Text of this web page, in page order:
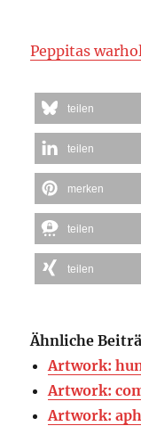
Peppitas
teilen
teilen
merken
teilen
teilen
Ähnliche
Artwork:
Artwork:
Artwork: